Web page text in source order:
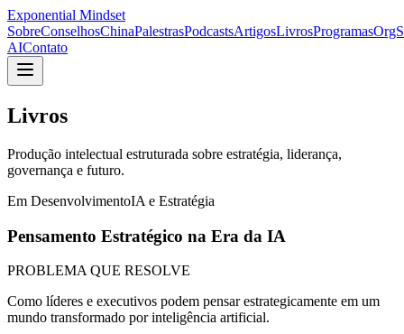
Exponential Mindset
SobreConselhosChinaPalestrasPodcastsArtigosLivrosProgramas
AIContato
Livros
Produção intelectual estruturada sobre estratégia, liderança,
governança e futuro.
Em DesenvolvimentoIA e Estratégia
Pensamento Estratégico na Era da IA
PROBLEMA QUE RESOLVE
Como líderes e executivos podem pensar estrategicamente em um
mundo transformado por inteligência artificial.